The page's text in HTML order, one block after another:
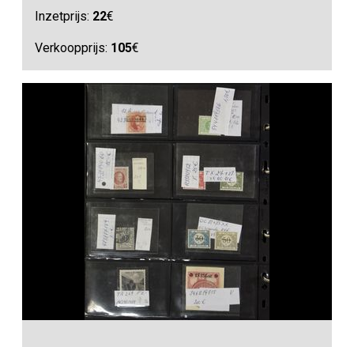
Inzetprijs: 22€
Verkoopprijs: 105€